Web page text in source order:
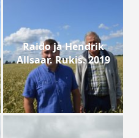
Raido ja Hendrik
Allsaar. Rukis. 2019